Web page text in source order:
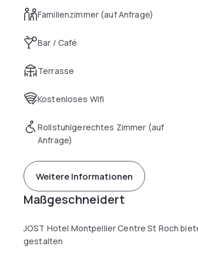
Familienzimmer (auf Anfrage)
Bar / Café
Terrasse
Kostenloses Wifi
Rollstuhlgerechtes Zimmer (auf
Anfrage)
Weitere Informationen
Maßgeschneidert
JOST Hotel Montpellier Centre St Roch
gestalten